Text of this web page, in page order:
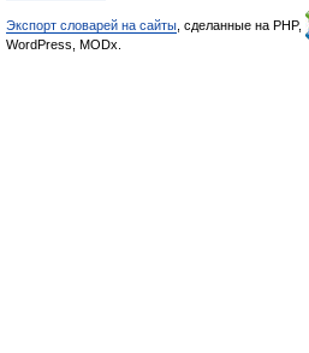
Экспорт словарей на сайты , сделанные на PHP,
WordPress, MODx.